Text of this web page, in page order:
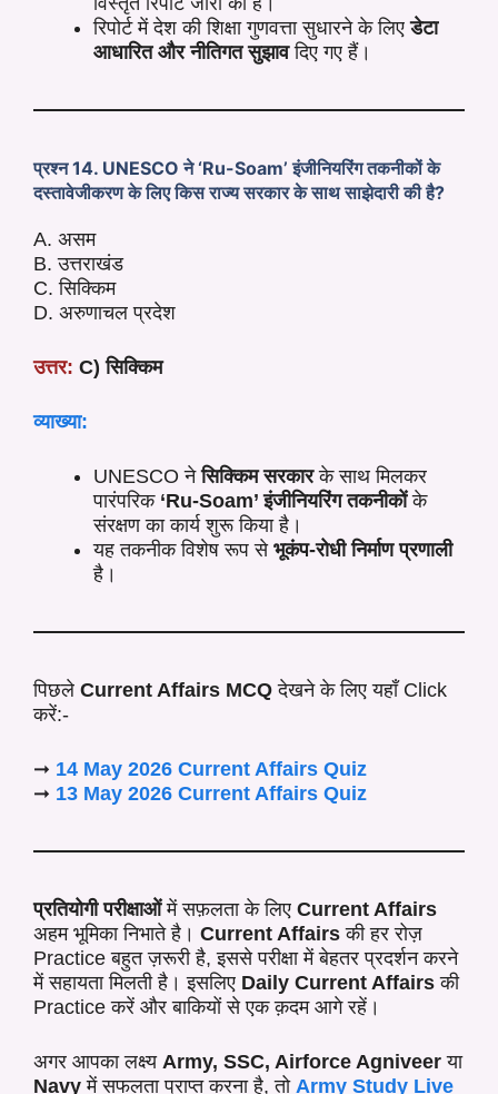
रिपोर्ट में देश की शिक्षा गुणवत्ता सुधारने के लिएडेटा
आधारित और नीतिगत सुझावदिए गए हैं।
प्रश्न 14. UNESCO ने ‘Ru-Soam’ इंजीनियरिंग तकनीकों के
दस्तावेजीकरण के लिए किस राज्य सरकार के साथ साझेदारी की है?
A. असम
B. उत्तराखंड
C. सिक्किम
D. अरुणाचल प्रदेश
उत्तर: C) सिक्किम
व्याख्या:
UNESCO नेसिक्किम सरकारके साथ मिलकर
पारंपरिक ‘Ru-Soam’ इंजीनियरिंग तकनीकोंके
संरक्षण का कार्य शुरू किया है।
यह तकनीक विशेष रूप से भूकंप-रोधी निर्माण प्रणाली
है।
पिछले Current Affairs MCQ देखने के लिए यहाँ Click
करें:-
➞ 14 May 2026 Current Affairs Quiz
➞ 13 May 2026 Current Affairs Quiz
प्रतियोगी परीक्षाओंमें सफ़लता के लिए Current Affairs
अहम भूमिका निभाते है। Current Affairs की हर रोज़
Practice बहुत ज़रूरी है, इससे परीक्षा में बेहतर प्रदर्शन करने
में सहायता मिलती है। इसलिए Daily Current Affairs की
Practice करें और बाकियों से एक क़दम आगे रहें।
अगर आपका लक्ष्य Army, SSC, Airforce Agniveerया
Navyमें सफलता प्राप्त करना है, तो Army Study Live